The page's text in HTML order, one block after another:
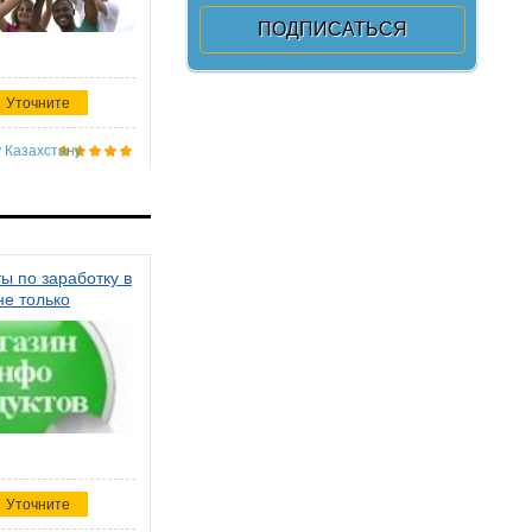
Уточните
Казахстану
по заработку в
только
Уточните